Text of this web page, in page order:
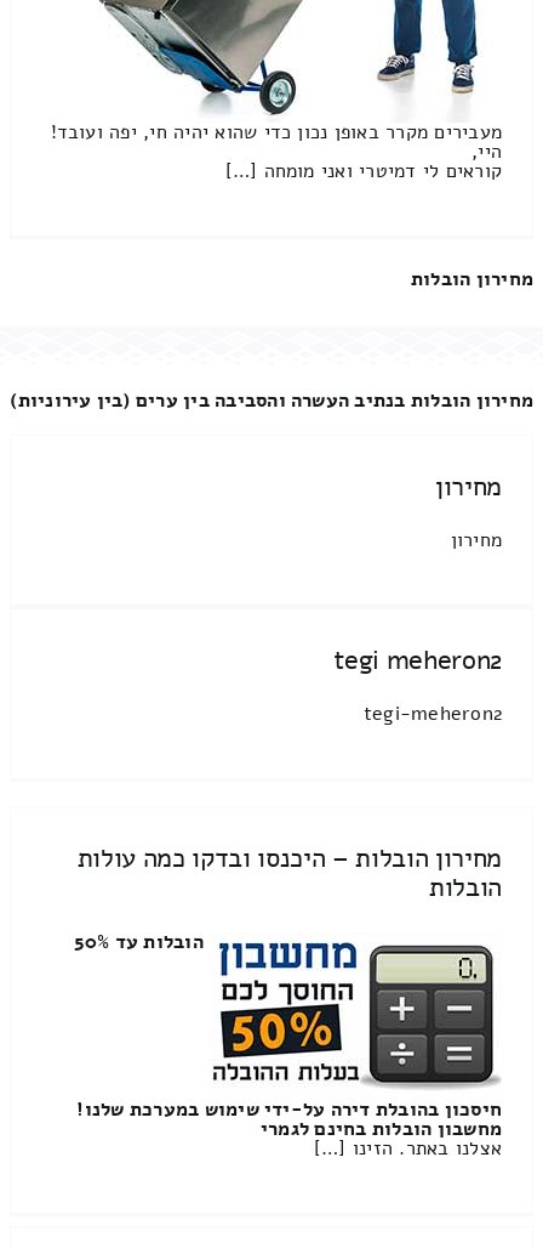
מעבירים מקרר באופן נכון כדי שהוא יהיה חי, יפה ועובד!
היי,
קוראים לי דמיטרי ואני מומחה […]
מחירון הובלות
מחירון הובלות בנתיב העשרה והסביבה בין ערים (בין עירוניות)
מחירון
מחירון
tegi meheron2
tegi-meheron2
מחירון הובלות – היכנסו ובדקו כמה עולות
הובלות
הובלות עד 50%
חיסכון בהובלת דירה על-ידי שימוש במערכת שלנו!
מחשבון הובלות בחינם לגמרי
אצלנו באתר. הזינו […]